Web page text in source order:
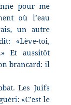
pour me
où l’eau
un autre
«Lève-toi,
Et aussitôt
brancard: il
Les Juifs
«C’est le